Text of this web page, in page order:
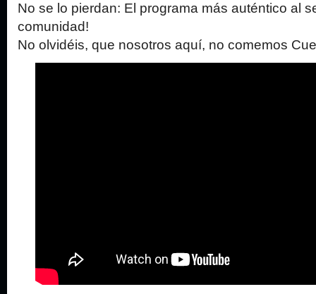
No se lo pierdan: El programa más auténtico al
comunidad!
No olvidéis, que nosotros aquí, no comemos